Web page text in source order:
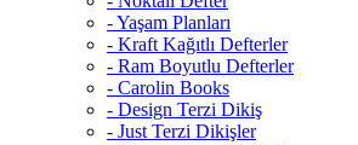
- Yaşam Planları
- Kraft Kağıtlı Defterler
- Ram Boyutlu Defterler
- Carolin Books
- Design Terzi Dikiş
- Just Terzi Dikişler